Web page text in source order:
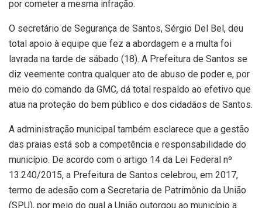
por cometer a mesma infração.
O secretário de Segurança de Santos, Sérgio Del Bel, deu
total apoio à equipe que fez a abordagem e a multa foi
lavrada na tarde de sábado (18). A Prefeitura de Santos se
diz veemente contra qualquer ato de abuso de poder e, por
meio do comando da GMC, dá total respaldo ao efetivo que
atua na proteção do bem público e dos cidadãos de Santos.
A administração municipal também esclarece que a gestão
das praias está sob a competência e responsabilidade do
município. De acordo com o artigo 14 da Lei Federal nº
13.240/2015, a Prefeitura de Santos celebrou, em 2017,
termo de adesão com a Secretaria de Patrimônio da União
(SPU), por meio do qual a União outorgou ao município a